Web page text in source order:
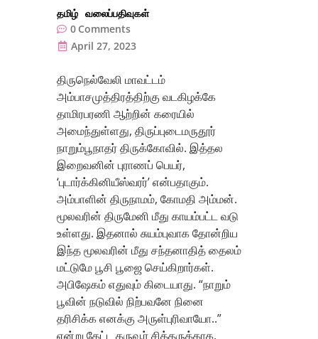
தமிழ் வலைப்பதிவுகள்
0 Comments
April 27, 2023
திருநெல்வேலி மாவட்டம்
அம்பாசமுத்திரத்திற்கு வடகிழக்கே
தாமிரபரணி ஆற்றின் கரையில்
அமைந்துள்ளது, திருப்புடைமருதூர்
நாறும்பூநாதர் திருக்கோவில். இத்தல
இறைவனின் புராணப் பெயர்,
‘புடார்க்கினியீஸ்வரர்’ என்பதாகும்.
அம்பாளின் திருநாமம், கோமதி அம்மன்.
மூலவரின் திருமேனி மீது காயம்பட்ட வடு
உள்ளது. இதனால் சுயம்புவாக தோன்றிய
இந்த மூலவரின் மீது சந்தனாதித் தைலம்
மட்டுமே பூசி பூஜை செய்கிறார்கள்.
அபிஷேகம் எதுவும் கிடையாது. “நாறும்
பூவின் நடுவில் நிற்பவனே நினை
தரிசிக்க எனக்கு அருள்புரிவாயோ..”
என்று கேட்ட கருவூர் சித்தருக்காக,